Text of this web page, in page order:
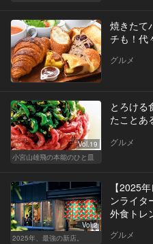
焼きたて
チも！代
グルメ
Vol.19
小宮山雄飛の本能のひと皿
とろける
たことあ
グルメ
Vol.2
2025年、最強の新店。
【2025
ンライタ
外食トレ
グルメ